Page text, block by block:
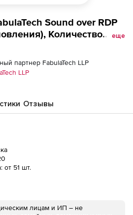
Sound over RDP
Количество
еще
партнер FabulaTech LLP
LLP
Отзывы
от 51 шт.
лицам и ИП – не